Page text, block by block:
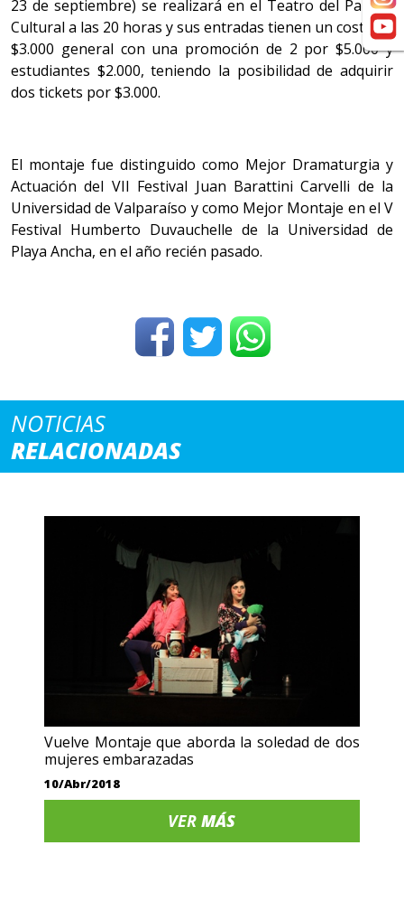
23 de septiembre) se realizará en el Teatro del Parque
Cultural a las 20 horas y sus entradas tienen un costo de
$3.000 general con una promoción de 2 por $5.000 y
estudiantes $2.000, teniendo la posibilidad de adquirir
dos tickets por $3.000.
El montaje fue distinguido como Mejor Dramaturgia y
Actuación del VII Festival Juan Barattini Carvelli de la
Universidad de Valparaíso y como Mejor Montaje en el V
Festival Humberto Duvauchelle de la Universidad de
Playa Ancha, en el año recién pasado.
NOTICIAS
RELACIONADAS
Vuelve Montaje que aborda la soledad de dos
mujeres embarazadas
10/Abr/2018
VERMÁS